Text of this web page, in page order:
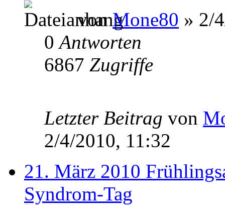
vonMone80 » 2/
0Antworten
6867 Zugriffe
Letzter Beitrag von
2/4/2010, 11:32
21. März 2010
Syndrom-Tag